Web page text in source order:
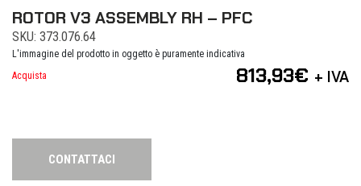
ROTOR V3 ASSEMBLY RH – PFC
SKU: 373.076.64
L'immagine del prodotto in oggetto è puramente indicativa
Acquista
813,93€ + IVA
CONTATTACI